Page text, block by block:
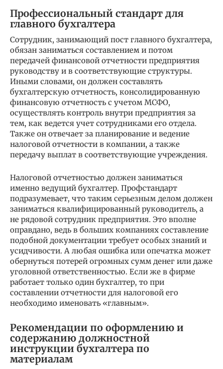
Профессиональный стандарт для
главного бухгалтера
Сотрудник, занимающий пост главного бухгалтера,
обязан заниматься составлением и потом
передачей финансовой отчетности предприятия
руководству и в соответствующие структуры.
Иными словами, он должен составлять
бухгалтерскую отчетность, консолидированную
финансовую отчетность с учетом МСФО,
осуществлять контроль внутри предприятия за
тем, как ведется учет сотрудниками его отдела.
Также он отвечает за планирование и ведение
налоговой отчетности в компании, а также
передачу выплат в соответствующие учреждения.
Налоговой отчетностью должен заниматься
именно ведущий бухгалтер. Профстандарт
подразумевает, что таким серьезным делом должен
заниматься квалифицированный руководитель, а
не рядовой сотрудник предприятия. Это вполне
оправдано, ведь в больших компаниях составление
подобной документации требует особых знаний и
усидчивости. А любая ошибка или опечатка может
обернуться потерей огромных сумм денег или даже
уголовной ответственностью. Если же в фирме
работает только один бухгалтер, то при
составлении отчетности для налоговой его
необходимо именовать «главным».
Рекомендации по оформлению и
содержанию должностной
инструкции бухгалтера по
материалам